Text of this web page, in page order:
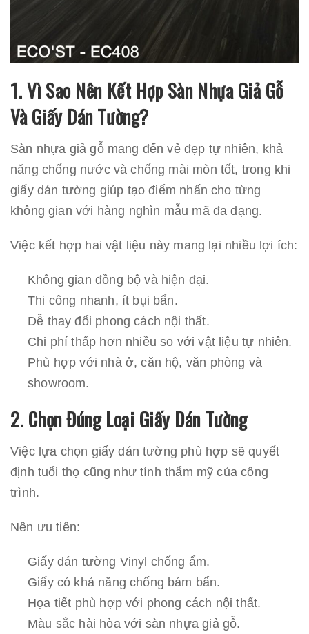
1. Vì Sao Nên Kết Hợp Sàn Nhựa Giả Gỗ
Và Giấy Dán Tường?
Sàn nhựa giả gỗ mang đến vẻ đẹp tự nhiên, khả
năng chống nước và chống mài mòn tốt, trong khi
giấy dán tường giúp tạo điểm nhấn cho từng
không gian với hàng nghìn mẫu mã đa dạng.
Việc kết hợp hai vật liệu này mang lại nhiều lợi ích:
Không gian đồng bộ và hiện đại.
Thi công nhanh, ít bụi bẩn.
Dễ thay đổi phong cách nội thất.
Chi phí thấp hơn nhiều so với vật liệu tự nhiên.
Phù hợp với nhà ở, căn hộ, văn phòng và
showroom.
2. Chọn Đúng Loại Giấy Dán Tường
Việc lựa chọn giấy dán tường phù hợp sẽ quyết
định tuổi thọ cũng như tính thẩm mỹ của công
trình.
Nên ưu tiên:
Giấy dán tường Vinyl chống ẩm.
Giấy có khả năng chống bám bẩn.
Họa tiết phù hợp với phong cách nội thất.
Màu sắc hài hòa với sàn nhựa giả gỗ.